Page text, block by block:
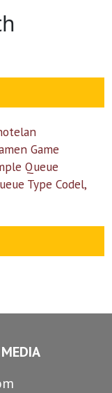
Game
Queue
Type Codel,